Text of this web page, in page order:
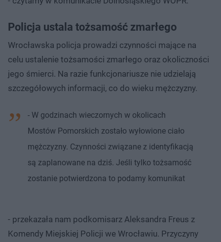
Policja ustala tożsamość zmarłego
Wrocławska policja prowadzi czynności mające na
celu ustalenie tożsamości zmarłego oraz okoliczności
jego śmierci. Na razie funkcjonariusze nie udzielają
szczegółowych informacji, co do wieku mężczyzny.
- W godzinach wieczornych w okolicach
Mostów Pomorskich zostało wyłowione ciało
mężczyzny. Czynności związane z identyfikacją
są zaplanowane na dziś. Jeśli tylko tożsamość
zostanie potwierdzona to podamy komunikat
- przekazała nam podkomisarz Aleksandra Freus z
Komendy Miejskiej Policji we Wrocławiu. Przyczyny